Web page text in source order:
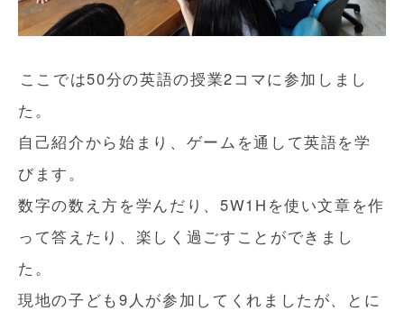
ここでは50分の英語の授業2コマに参加しまし
た。
自己紹介から始まり、ゲームを通して英語を学
びます。
数字の数え方を学んだり、5W1Hを使い文章を作
って答えたり、楽しく過ごすことができまし
た。
現地の子ども9人が参加してくれましたが、とに